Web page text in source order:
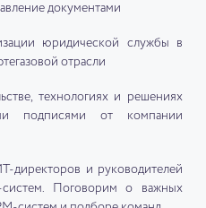
документами
юридической службы в
отрасли
технологиях и решениях
подписями от компании
директоров и руководителей
Поговорим о важных